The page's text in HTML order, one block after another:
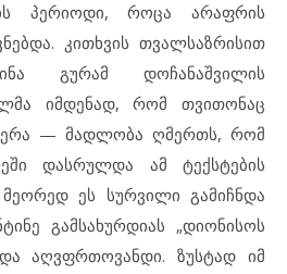
პერიოდი, როცა არაფრის
კითხვის თვალსაზრისით
გურამ დოჩანაშვილის
იმდენად, რომ თვითონაც
— მადლობა ღმერთს, რომ
დასრულდა ამ ტექსტების
ეს სურვილი გამიჩნდა
გამსახურდიას „დიონისოს
აღვფრთოვანდი. ზუსტად იმ